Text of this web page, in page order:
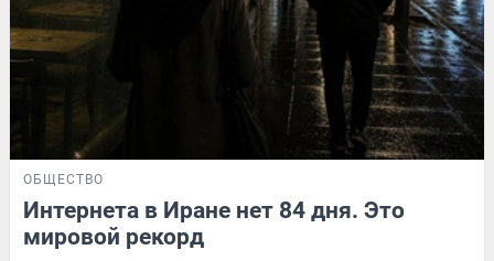
ОБЩЕСТВО
Интернета в Иране нет 84 дня. Это
мировой рекорд